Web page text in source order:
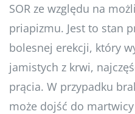
SOR ze względu na
priapizmu. Jest to stan
bolesnej erekcji, który
jamistych z krwi,
prącia. W przypadku
może dojść do